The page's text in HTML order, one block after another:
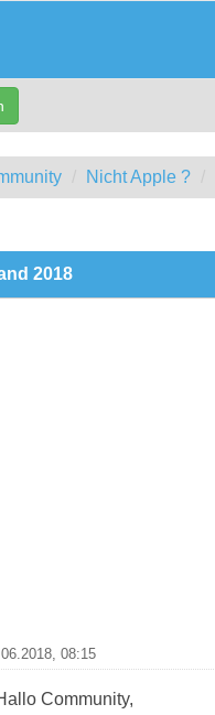
Nicht Apple ?
2018
08:15
Community,